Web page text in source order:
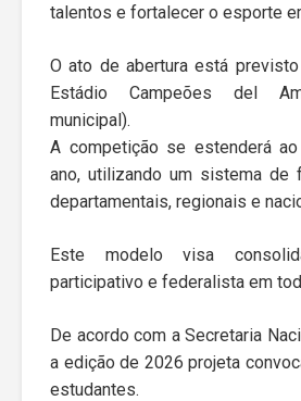
talentos e fortalecer o esporte
O ato de abertura está
Estádio Campeões del
municipal).
A competição se estenderá
ano, utilizando um sistema de
departamentais, regionais e
Este modelo visa
participativo e federalista em
De acordo com a Secretaria
a edição de 2026 projeta
estudantes.